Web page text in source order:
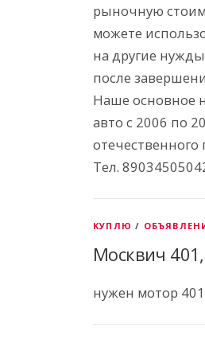
рыночную
можете
на другие
после
Наше основное
авто с 2006 по
отечественного
Тел.
КУПЛЮ /
Москвич
нужен мотор